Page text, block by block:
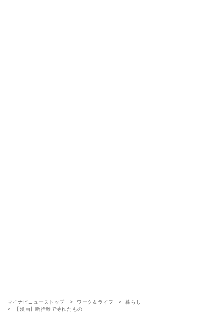
マイナビニューストップ ワーク＆ライフ
暮らし
【漫画】断捨離で薄れたもの